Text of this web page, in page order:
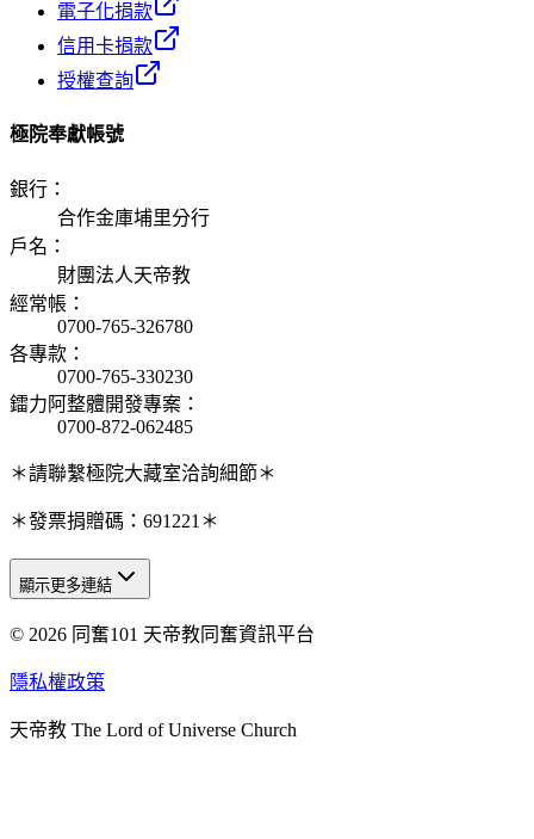
電子化捐款
信用卡捐款
授權查詢
極院奉獻帳號
銀行 ：
合作金庫埔里分行
戶名 ：
財團法人天帝教
經常帳 ：
0700-765-326780
各專款 ：
0700-765-330230
鐳力阿整體開發專案 ：
0700-872-062485
＊請聯繫極院大藏室洽詢細節＊
＊發票捐贈碼：691221＊
天人研究總院
天人研究學院
天人炁功院
顯示更多連結
© 2026 同奮101 天帝教同奮資訊平台
隱私權政策
天帝教 The Lord of Universe Church